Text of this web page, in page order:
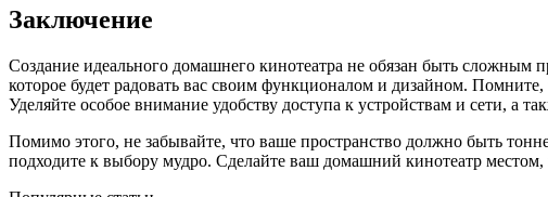
Заключение
Создание идеального домашнего кинотеатра не обязан быть
которое будет радовать вас своим функционалом и дизайном.
Уделяйте особое внимание удобству доступа к устройствам и сети, а
Помимо этого, не забывайте, что ваше пространство должно быть
подходите к выбору мудро. Сделайте ваш домашний кинотеатр